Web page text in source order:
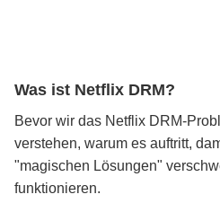
Was ist Netflix DRM?
Bevor wir das Netflix DRM-
verstehen, warum es auftritt,
"magischen Lösungen"
funktionieren.